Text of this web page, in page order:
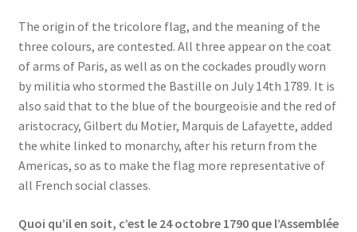
The origin of the tricolore flag, and the meaning of the
three colours, are contested. All three appear on the coat
of arms of Paris, as well as on the cockades proudly worn
by militia who stormed the Bastille on July 14th 1789. It is
also said that to the blue of the bourgeoisie and the red of
aristocracy, Gilbert du Motier, Marquis de Lafayette, added
the white linked to monarchy, after his return from the
Americas, so as to make the flag more representative of
all French social classes.
Quoi qu’il en soit, c’est le 24 octobre 1790 que l’Assemblée